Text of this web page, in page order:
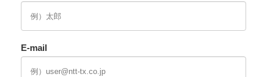
E-mail